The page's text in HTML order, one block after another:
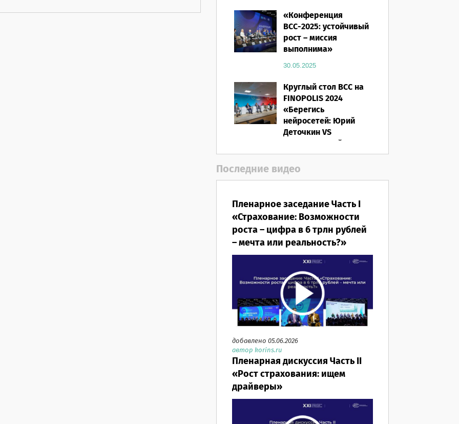
16.03.2026
«Конференция
ВСС-2025: устойчивый
рост – миссия
выполнима»
30.05.2025
Круглый стол ВСС на
FINOPOLIS 2024
«Берегись
нейросетей: Юрий
Деточкин VS
искусственный
интеллект»
12.11.2024
Последние видео
Пленарное заседание Часть I
«Страхование: Возможности
роста – цифра в 6 трлн рублей
– мечта или реальность?»
добавлено 05.06.2026
автор korins.ru
Пленарная дискуссия Часть II
«Рост страхования: ищем
драйверы»